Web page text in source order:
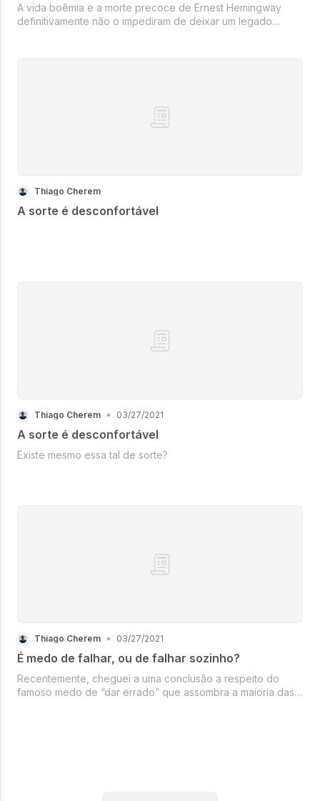
A vida boêmia e a morte precoce de Ernest Hemingway
definitivamente não o impediram de deixar um legado
Thiago Cherem
A sorte é desconfortável
Thiago Cherem • 03/27/2021
A sorte é desconfortável
Existe mesmo essa tal de sorte?
Thiago Cherem • 03/27/2021
É medo de falhar, ou de falhar sozinho?
Recentemente, cheguei a uma conclusão a respeito do
famoso medo de “dar errado” que assombra a maioria das